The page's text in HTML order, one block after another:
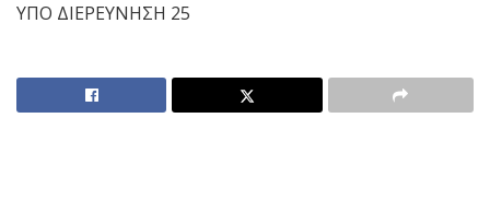
ΥΠΟ ΔΙΕΡΕΥΝΗΣΗ 25